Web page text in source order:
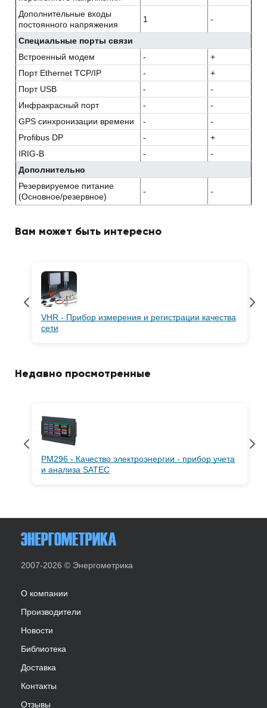
Дополнительные входы
постоянного напряжения
1 -
Специальные порты связи
Встроенный модем
-
+
Порт Ethernet TCP/IP
-
+
Порт USB
-
-
Инфракрасный порт
-
-
GPS синхронизации времени
-
-
Profibus DP
-
+
IRIG-B
-
-
Дополнительно
Резервируемое питание
(Основное/резервное)
- -
Вам может быть интересно
VHR - Прибор измерения и регистрации качества
сети
Недавно просмотренные
PM296 - Качество электроэнергии - прибор учета
и анализа SATEC
2007-2026 © Энергометрика
О компании
Производители
Новости
Библиотека
Доставка
Контакты
Отзывы